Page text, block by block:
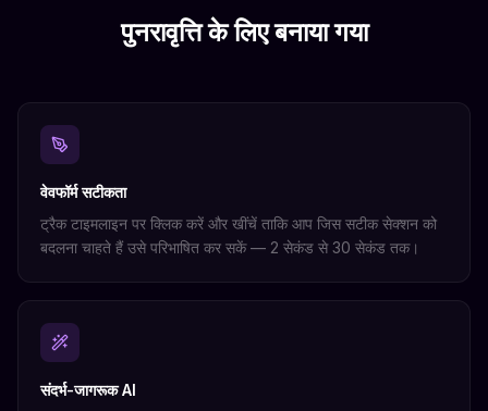
पुनरावृत्ति के लिए बनाया गया
वेवफॉर्म सटीकता
ट्रैक टाइमलाइन पर क्लिक करें और खींचें ताकि आप जिस सटीक सेक्शन को
बदलना चाहते हैं उसे परिभाषित कर सकें — 2 सेकंड से 30 सेकंड तक।
संदर्भ-जागरूक AI